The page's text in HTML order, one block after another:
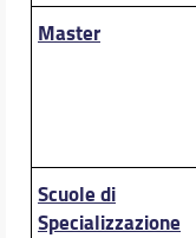
Master
Scuole di
Specializzazione